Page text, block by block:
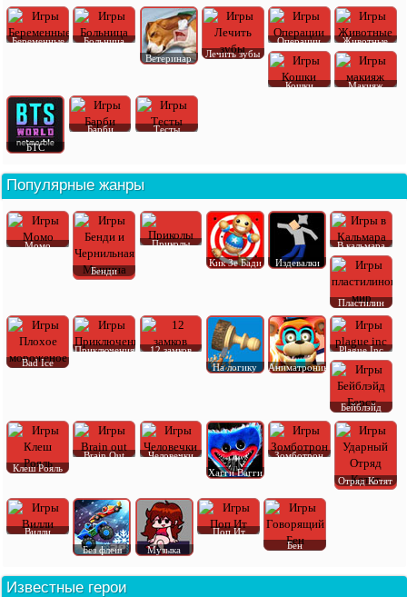
Беременные
Больница
Ветеринар
Лечить зубы
Операции Животные
Кошки Макияж
БТС
Барби Тесты
Популярные жанры
Момо
Бенди
Приколы
Кик Зе Бади
Издевалки
В кальмара
Пластилин
Bad Ice
Приключения
12 замков
На логику
Аниматроник
Plague Inc
Бейблэйд
Клеш Рояль
Brain Out
Человечки
Хагги Вагги
Зомботрон
Отряд Котят
Вилли
Без флеш
Музыка
Поп Ит
Бен
Известные герои